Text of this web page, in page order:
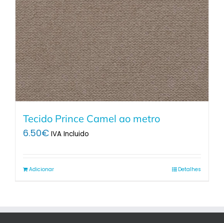
Tecido Prince Camel ao metro
6.50€ IVA Incluido
Adicionar Detalhes